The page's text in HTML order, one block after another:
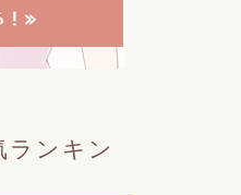
ランキン